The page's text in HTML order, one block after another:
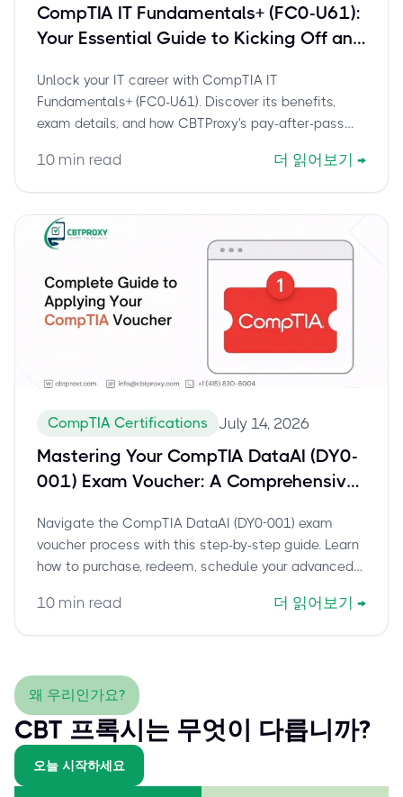
CompTIA IT Fundamentals+ (FC0-U61):
Your Essential Guide to Kicking Off an
Unlock your IT career with CompTIA IT
Fundamentals+ (FC0-U61). Discover its benefits,
exam details, and how CBTProxy's pay-after-pass
10 min read 더 읽어보기 →
CompTIA Certifications July 14, 2026
Mastering Your CompTIA DataAI (DY0-
001) Exam Voucher: A Comprehensive
Success
Navigate the CompTIA DataAI (DY0-001) exam
voucher process with this step-by-step guide. Learn
how to purchase, redeem, schedule your advanced
Includes expert tips and current exam details.
10 min read 더 읽어보기 →
왜 우리인가요?
CBT 프록시는 무엇이 다릅니까?
오늘 시작하세요